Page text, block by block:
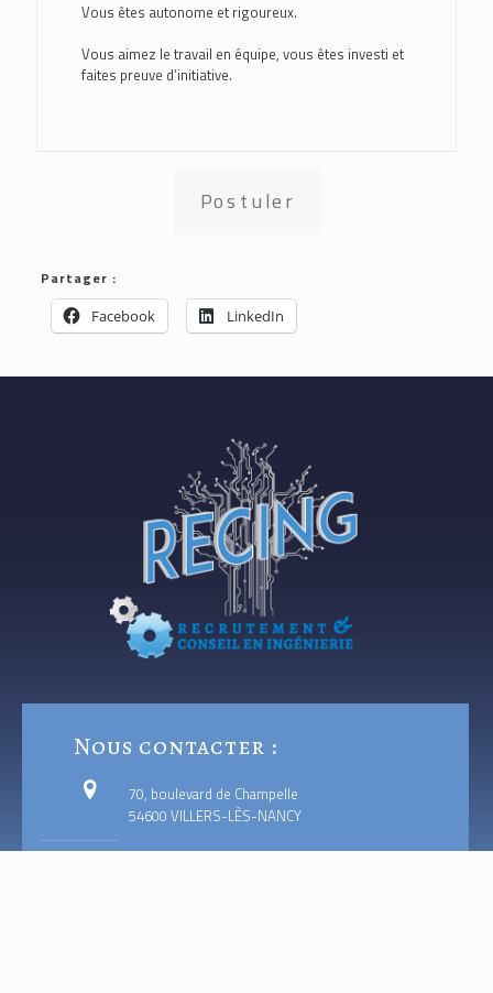
Vous êtes autonome et rigoureux.
Vous aimez le travail en équipe, vous êtes investi et
faites preuve d’initiative.
Postuler
Partager :
Facebook LinkedIn
Nous contacter :
70, boulevard de Champelle
54600 VILLERS-LÈS-NANCY